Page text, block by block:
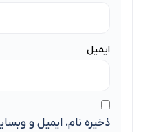
ایمیل
ذخیره نام، ایمیل و